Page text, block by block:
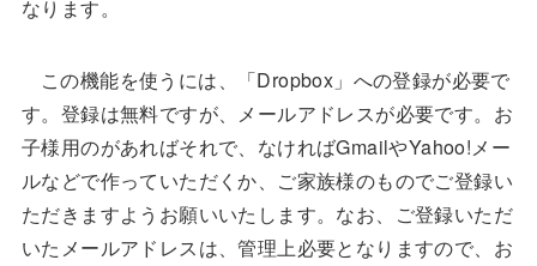
なります。
この機能を使うには、「Dropbox」への登録が必要で
す。登録は無料ですが、メールアドレスが必要です。お
子様用のがあればそれで、なければGmailやYahoo!メー
ルなどで作っていただくか、ご家族様のものでご登録い
ただきますようお願いいたします。なお、ご登録いただ
いたメールアドレスは、管理上必要となりますので、お